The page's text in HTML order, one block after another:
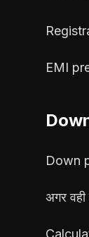
EMI
Down
अगर